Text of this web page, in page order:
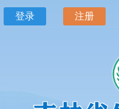
登录 注册